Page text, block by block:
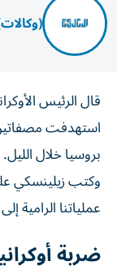
​قال ⁠الرئيس
⁠استهدفت
​بروسيا خلال ‌الليل.
وكتب زيلينسكي
عملياتنا
ضربة